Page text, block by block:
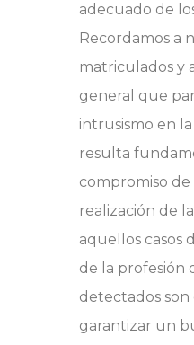
adecuado de
Recordamos a
matriculados y
general que
intrusismo en
resulta
compromiso de
realización de
aquellos casos
de la profesión
detectados son
garantizar un